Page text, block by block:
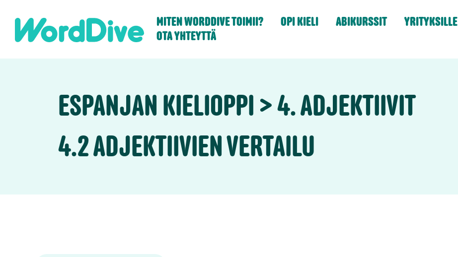
content
MITEN WORDDIVE TOIMII? OPI KIELI ABIKURSSIT YRITYKSILLE
OTA YHTEYTTÄ
ESPANJAN KIELIOPPI
4. ADJEKTIIVIT
4.2 ADJEKTIIVIEN VERTAILU